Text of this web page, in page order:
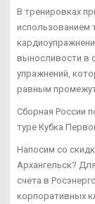
В тренировках
использованием
выносливости в
упражнений,
равным
Сборная России
туре Кубка
Напосим со
Архангельск?
счета в
корпоративных